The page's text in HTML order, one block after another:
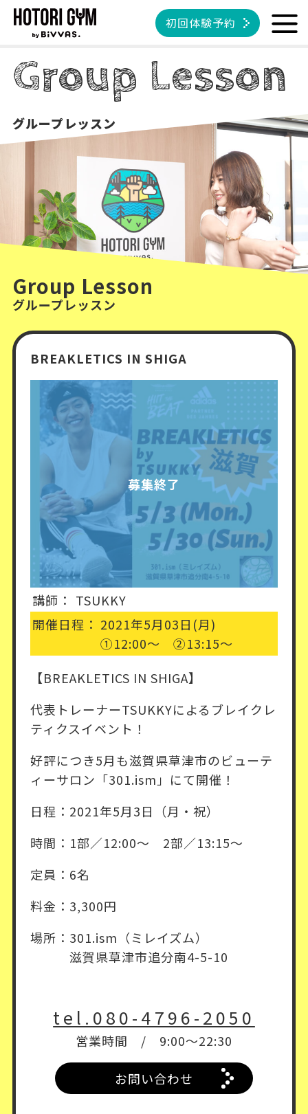
初回体験予約
Group Lesson
グループレッスン
Group Lesson
グループレッスン
BREAKLETICS IN SHIGA
募集終了
講師： TSUKKY
開催日程： 2021年5月03日(月)
①12:00～ ②13:15～
【BREAKLETICS IN SHIGA】
代表トレーナーTSUKKYによるブレイクレ
ティクスイベント！
好評につき5月も滋賀県草津市のビューテ
ィーサロン「301.ism」にて開催！
日程：2021年5月3日（月・祝）
時間：1部／12:00～ 2部／13:15～
定員：6名
料金：3,300円
場所：301.ism（ミレイズム）
滋賀県草津市追分南4-5-10
tel.080-4796-2050
営業時間 / 9:00～22:30
お問い合わせ